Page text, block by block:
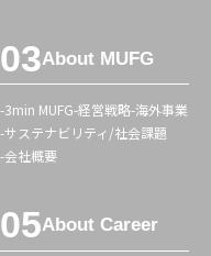
ニ
ュ
ー
About MUFG
3min MUFG 経営戦略 海外事業
サステナビリティ/社会課題
会社概要
About Career